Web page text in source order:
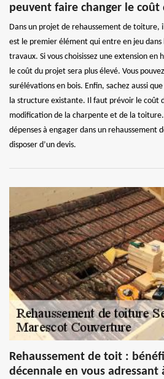
peuvent faire changer le coût
Dans un projet de rehaussement de toiture,
est le premier élément qui entre en jeu dans
travaux. Si vous choisissez une extension
le coût du projet sera plus élevé. Vous
surélévations en bois. Enfin, sachez aussi
la structure existante. Il faut prévoir le coût
modification de la charpente et de la
dépenses à engager dans un
disposer d’un devis.
Rehaussement de toit :
décennale en vous adressant